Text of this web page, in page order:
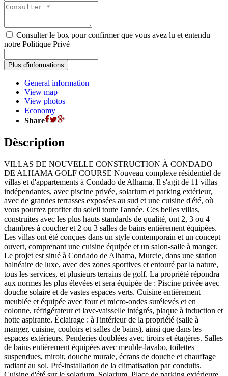
Consulter le box pour confirmer que vous avez lu et entendu
notre Politique Privé
General information
View map
View photos
Economy
Share
Dèscription
VILLAS DE NOUVELLE CONSTRUCTION À CONDADO
DE ALHAMA GOLF COURSE Nouveau complexe résidentiel de
villas et d'appartements à Condado de Alhama. Il s'agit de 11 villas
indépendantes, avec piscine privée, solarium et parking extérieur,
avec de grandes terrasses exposées au sud et une cuisine d'été, où
vous pourrez profiter du soleil toute l'année. Ces belles villas,
construites avec les plus hauts standards de qualité, ont 2, 3 ou 4
chambres à coucher et 2 ou 3 salles de bains entièrement équipées.
Les villas ont été conçues dans un style contemporain et un concept
ouvert, comprenant une cuisine équipée et un salon-salle à manger.
Le projet est situé à Condado de Alhama, Murcie, dans une station
balnéaire de luxe, avec des zones sportives et entouré par la nature,
tous les services, et plusieurs terrains de golf. La propriété répondra
aux normes les plus élevées et sera équipée de : Piscine privée avec
douche solaire et de vastes espaces verts. Cuisine entièrement
meublée et équipée avec four et micro-ondes surélevés et en
colonne, réfrigérateur et lave-vaisselle intégrés, plaque à induction et
hotte aspirante. Éclairage : à l'intérieur de la propriété (salle à
manger, cuisine, couloirs et salles de bains), ainsi que dans les
espaces extérieurs. Penderies doublées avec tiroirs et étagères. Salles
de bains entièrement équipées avec meuble-lavabo, toilettes
suspendues, miroir, douche murale, écrans de douche et chauffage
radiant au sol. Pré-installation de la climatisation par conduits.